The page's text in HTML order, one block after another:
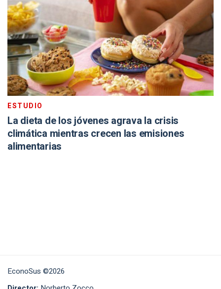
ESTUDIO
La dieta de los jóvenes agrava la crisis
climática mientras crecen las emisiones
alimentarias
EconoSus ©2026